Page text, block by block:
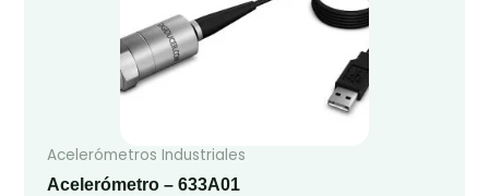
Acelerómetros Industriales
Acelerómetro – 633A01